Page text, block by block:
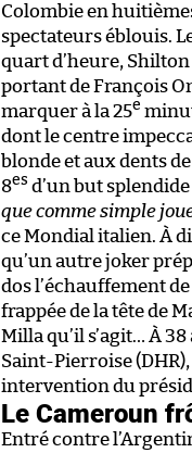
Colombie en
spectateurs éblouis.
quart d’heure,
portant de François
marquer à la 25e
dont le centre
blonde et aux dents
8es d’un but splendide
que comme simple
ce Mondial italien. À
qu’un autre joker
dos l’échauffement
frappée de la tête de
Milla qu’il s’agit… À
Saint-Pierroise
intervention du
Le Cameroun
Entré contre